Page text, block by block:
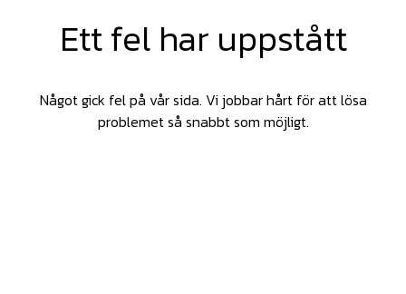
Ett fel har uppstått
Något gick fel på vår sida. Vi jobbar hårt för att lösa
problemet så snabbt som möjligt.